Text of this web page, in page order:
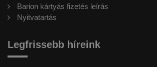
Barion kártyás fizetés leírás
Nyitvatartás
Legfrissebb híreink